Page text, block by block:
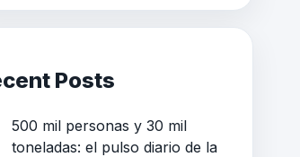
Posts
500 mil personas y 30 mil
toneladas: el pulso diario de la